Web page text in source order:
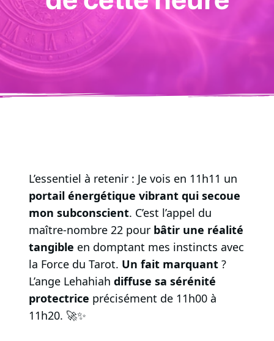
L’essentiel à retenir : Je vois en 11h11 un
portail énergétique vibrant qui secoue
mon subconscient. C’est l’appel du
maître-nombre 22 pour bâtir une réalité
tangible en domptant mes instincts avec
la Force du Tarot. Un fait marquant?
L’ange Lehahiah diffuse sa sérénité
protectrice précisément de 11h00 à
11h20. 🚀✨